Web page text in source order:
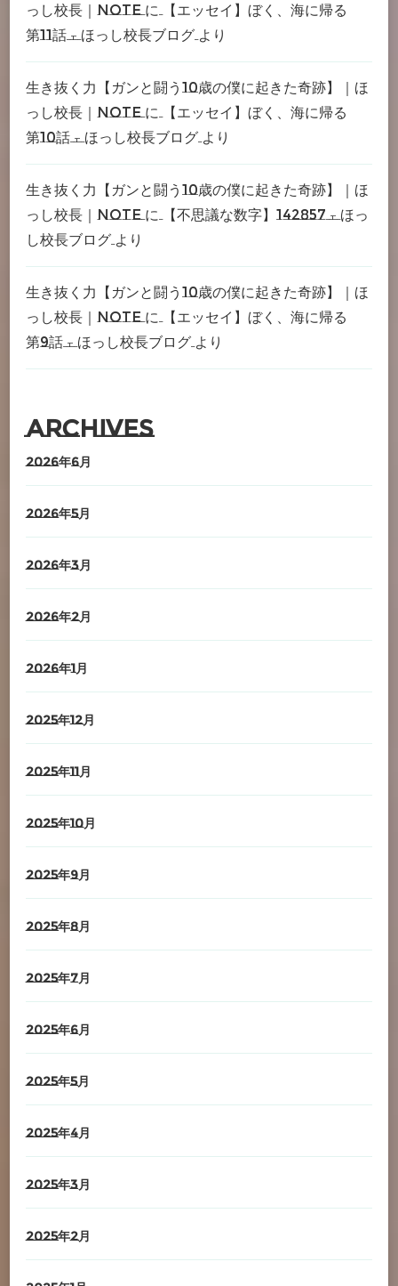
っし校長｜note に
【エッセイ】ぼく、海に帰る
第11話 – ほっし校長ブログ より
生き抜く力【ガンと闘う10歳の僕に起きた奇跡】｜ほ
っし校長｜note に
【エッセイ】ぼく、海に帰る
第10話 – ほっし校長ブログ より
生き抜く力【ガンと闘う10歳の僕に起きた奇跡】｜ほ
っし校長｜note に
【不思議な数字】142857 – ほっ
し校長ブログ より
生き抜く力【ガンと闘う10歳の僕に起きた奇跡】｜ほ
っし校長｜note に
【エッセイ】ぼく、海に帰る
第9話 – ほっし校長ブログ より
Archives
2026年6月
2026年5月
2026年3月
2026年2月
2026年1月
2025年12月
2025年11月
2025年10月
2025年9月
2025年8月
2025年7月
2025年6月
2025年5月
2025年4月
2025年3月
2025年2月